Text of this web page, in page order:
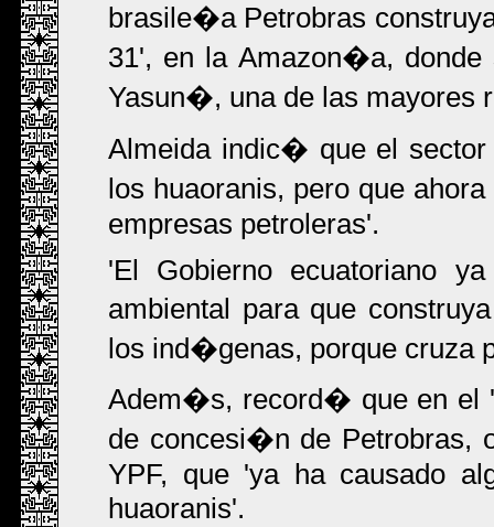
brasile�a Petrobras
31', en la Amazon�a,
Yasun�, una de las mayores
Almeida indic� que el
los huaoranis, pero que
empresas petroleras'.
'El Gobierno ecuatoriano
ambiental para que
los ind�genas, porque cruza
Adem�s, record� que en el
de concesi�n de Petrobras,
YPF, que 'ya ha causado
huaoranis'.